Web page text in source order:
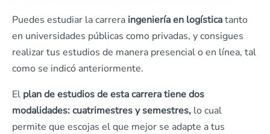
Puedes estudiar la carrera ingeniería en logísticatanto
en universidades públicas como privadas, y consigues
realizar tus estudios de manera presencial o en línea, tal
como se indicó anteriormente.
El plan de estudios de esta carrera tiene dos
modalidades: cuatrimestres y semestres, lo cual
permite que escojas el que mejor se adapte a tus